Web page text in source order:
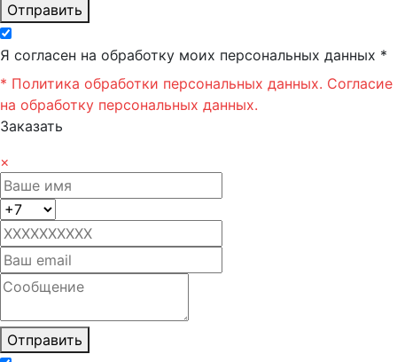
Отправить
Я согласен на обработку моих персональных данных *
* Политика обработки персональных данных. Согласие
на обработку персональных данных.
Заказать
×
Отправить